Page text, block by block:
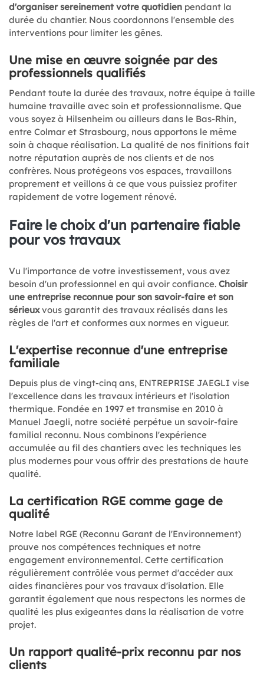
d'organiser sereinement votre quotidien pendant la
durée du chantier. Nous coordonnons l'ensemble des
interventions pour limiter les gênes.
Une mise en œuvre soignée par des
professionnels qualifiés
Pendant toute la durée des travaux, notre équipe à taille
humaine travaille avec soin et professionnalisme. Que
vous soyez à Hilsenheim ou ailleurs dans le Bas-Rhin,
entre Colmar et Strasbourg, nous apportons le même
soin à chaque réalisation. La qualité de nos finitions fait
notre réputation auprès de nos clients et de nos
confrères. Nous protégeons vos espaces, travaillons
proprement et veillons à ce que vous puissiez profiter
rapidement de votre logement rénové.
Faire le choix d'un partenaire fiable
pour vos travaux
Vu l'importance de votre investissement, vous avez
besoin d'un professionnel en qui avoir confiance. Choisir
une entreprise reconnue pour son savoir-faire et son
sérieuxvous garantit des travaux réalisés dans les
règles de l'art et conformes aux normes en vigueur.
L'expertise reconnue d'une entreprise
familiale
Depuis plus de vingt-cinq ans, ENTREPRISE JAEGLI vise
l'excellence dans les travaux intérieurs et l'isolation
thermique. Fondée en 1997 et transmise en 2010 à
Manuel Jaegli, notre société perpétue un savoir-faire
familial reconnu. Nous combinons l'expérience
accumulée au fil des chantiers avec les techniques les
plus modernes pour vous offrir des prestations de haute
qualité.
La certification RGE comme gage de
qualité
Notre label RGE (Reconnu Garant de l'Environnement)
prouve nos compétences techniques et notre
engagement environnemental. Cette certification
régulièrement contrôlée vous permet d'accéder aux
aides financières pour vos travaux d'isolation. Elle
garantit également que nous respectons les normes de
qualité les plus exigeantes dans la réalisation de votre
projet.
Un rapport qualité-prix reconnu par nos
clients